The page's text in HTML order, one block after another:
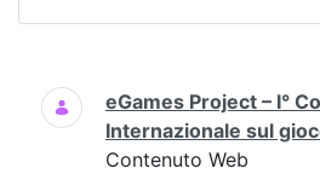
Ricerca
eGames Project – I°
Internazionale sul
Contenuto Web